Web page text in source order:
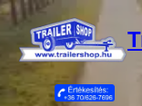
Ugrás
tartalomhoz